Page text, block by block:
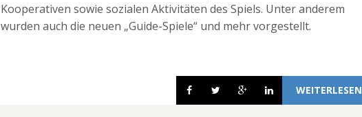
Kooperativen sowie sozialen Aktivitäten des Spiels. Unter anderem
wurden auch die neuen „Guide-Spiele“ und mehr vorgestellt.
WEITERLESEN